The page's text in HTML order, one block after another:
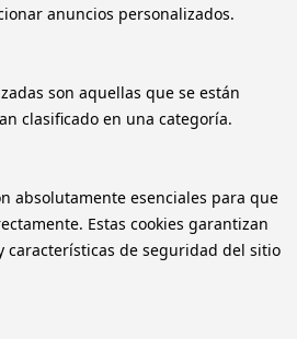
anuncios personalizados.
son aquellas que se están
clasificado en una categoría.
absolutamente esenciales para que
Estas cookies garantizan
características de seguridad del sitio